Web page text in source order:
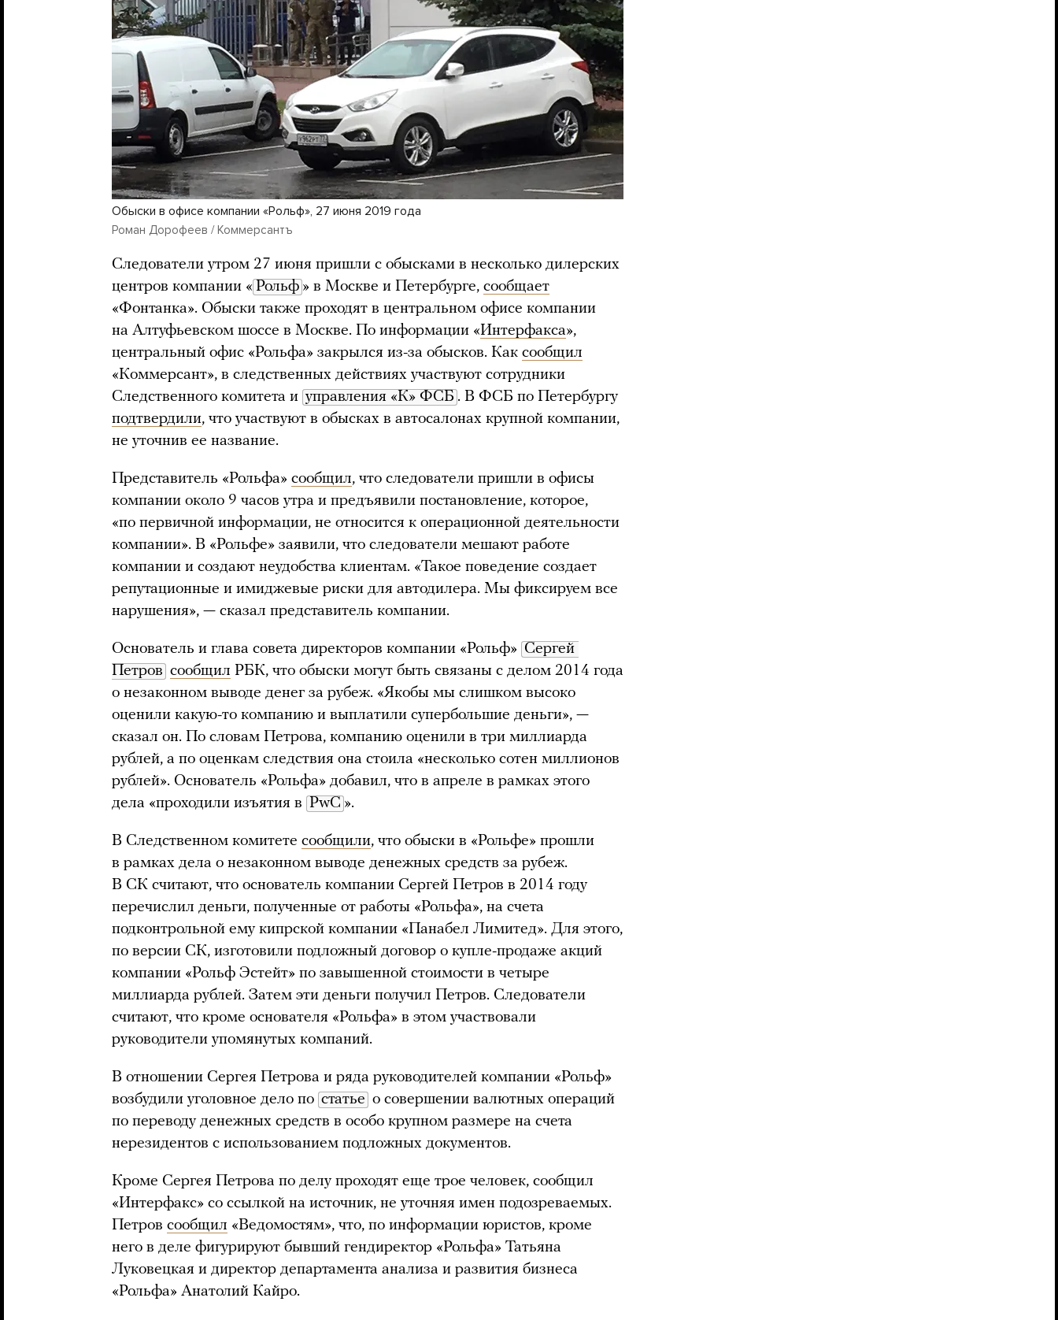
Обыски в офисе компании «Рольф», 27 июня 2019 года
Роман Дорофеев / Коммерсантъ
Следователи утром 27 июня пришли с обысками в несколько дилерских
центров компании « Рольф » в Москве и Петербурге, сообщает
«Фонтанка». Обыски также проходят в центральном офисе компании
на Алтуфьевском шоссе в Москве. По информации «Интерфакса»,
центральный офис «Рольфа» закрылся из-за обысков. Как сообщил
«Коммерсант», в следственных действиях участвуют сотрудники
Следственного комитета и управления «К» ФСБ . В ФСБ по Петербургу
подтвердили, что участвуют в обысках в автосалонах крупной компании,
не уточнив ее название.
Представитель «Рольфа» сообщил, что следователи пришли в офисы
компании около 9 часов утра и предъявили постановление, которое,
«по первичной информации, не относится к операционной деятельности
компании». В «Рольфе» заявили, что следователи мешают работе
компании и создают неудобства клиентам. «Такое поведение создает
репутационные и имиджевые риски для автодилера. Мы фиксируем все
нарушения», — сказал представитель компании.
Основатель и глава совета директоров компании «Рольф» Сергей
Петров сообщил РБК, что обыски могут быть связаны с делом 2014 года
о незаконном выводе денег за рубеж. «Якобы мы слишком высоко
оценили какую-то компанию и выплатили супербольшие деньги», —
сказал он. По словам Петрова, компанию оценили в три миллиарда
рублей, а по оценкам следствия она стоила «несколько сотен миллионов
рублей». Основатель «Рольфа» добавил, что в апреле в рамках этого
дела «проходили изъятия в PwC ».
В Следственном комитете сообщили, что обыски в «Рольфе» прошли
в рамках дела о незаконном выводе денежных средств за рубеж.
В СК считают, что основатель компании Сергей Петров в 2014 году
перечислил деньги, полученные от работы «Рольфа», на счета
подконтрольной ему кипрской компании «Панабел Лимитед». Для этого,
по версии СК, изготовили подложный договор о купле-продаже акций
компании «Рольф Эстейт» по завышенной стоимости в четыре
миллиарда рублей. Затем эти деньги получил Петров. Следователи
считают, что кроме основателя «Рольфа» в этом участвовали
руководители упомянутых компаний.
В отношении Сергея Петрова и ряда руководителей компании «Рольф»
возбудили уголовное дело по статье о совершении валютных операций
по переводу денежных средств в особо крупном размере на счета
нерезидентов с использованием подложных документов.
Кроме Сергея Петрова по делу проходят еще трое человек, сообщил
«Интерфакс» со ссылкой на источник, не уточняя имен подозреваемых.
Петров сообщил «Ведомостям», что, по информации юристов, кроме
него в деле фигурируют бывший гендиректор «Рольфа» Татьяна
Луковецкая и директор департамента анализа и развития бизнеса
«Рольфа» Анатолий Кайро.